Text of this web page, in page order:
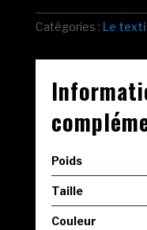
Catégories : Le
Poids
Taille
Couleur